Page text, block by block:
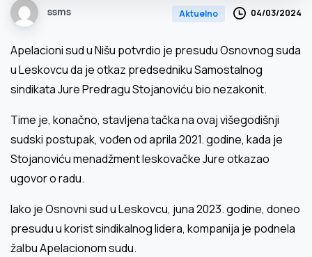
ssms Aktuelno 04/03/2024
Apelacioni sud u Nišu potvrdio je presudu Osnovnog suda
u Leskovcu da je otkaz predsedniku Samostalnog
sindikata Jure Predragu Stojanoviću bio nezakonit.
Time je, konačno, stavljena tačka na ovaj višegodišnji
sudski postupak, vođen od aprila 2021. godine, kada je
Stojanoviću menadžment leskovačke Jure otkazao
ugovor o radu.
Iako je Osnovni sud u Leskovcu, juna 2023. godine, doneo
presudu u korist sindikalnog lidera, kompanija je podnela
žalbu Apelacionom sudu.